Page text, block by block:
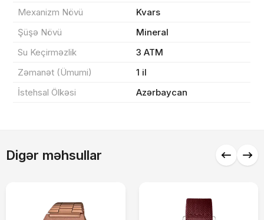
Mexanizm Növü
Kvars
Şüşə Növü
Mineral
Su Keçirməzlik
3 ATM
Zəmanət (Ümumi)
1 il
İstehsal Ölkəsi
Azərbaycan
Digər məhsullar
Yekun məbləğ OK